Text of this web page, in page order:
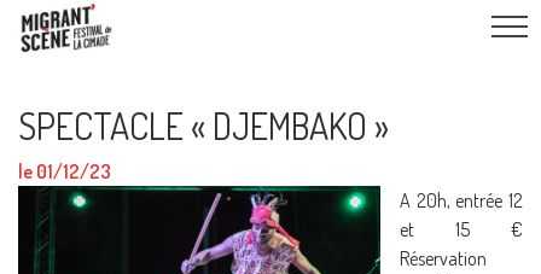
SPECTACLE « DJEMBAKO »
le 01/12/23
A 20h, entrée 12
et 15 €
Réservation